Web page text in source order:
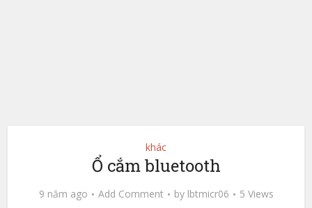
khác
Ổ cắm bluetooth
9 năm ago Add Comment by lbtmicr06 5 Views